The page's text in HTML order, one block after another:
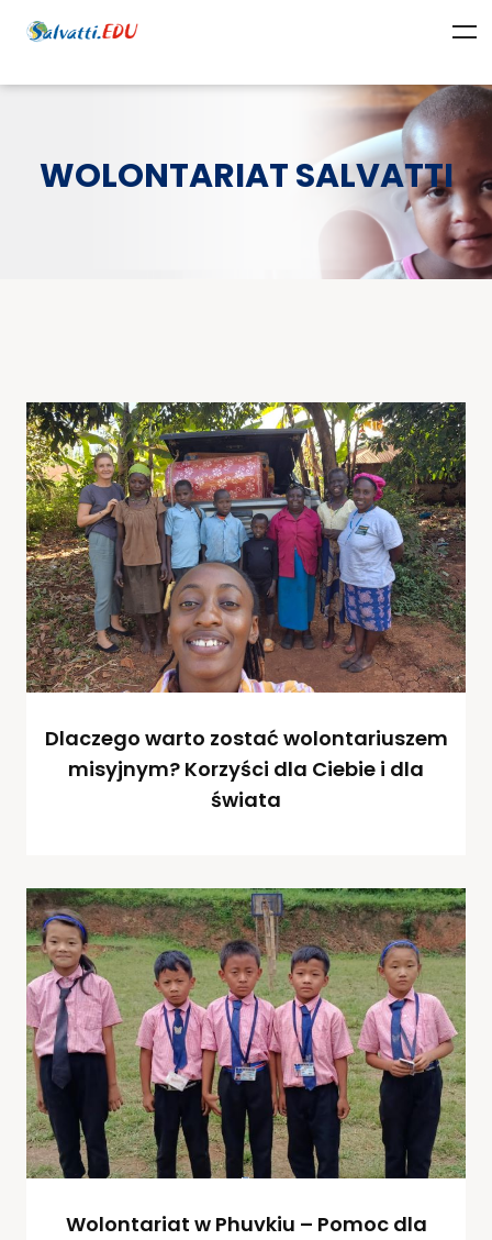
WOLONTARIAT SALVATTI
Dlaczego warto zostać wolontariuszem
misyjnym? Korzyści dla Ciebie i dla
świata
Wolontariat w Phuvkiu – Pomoc dla